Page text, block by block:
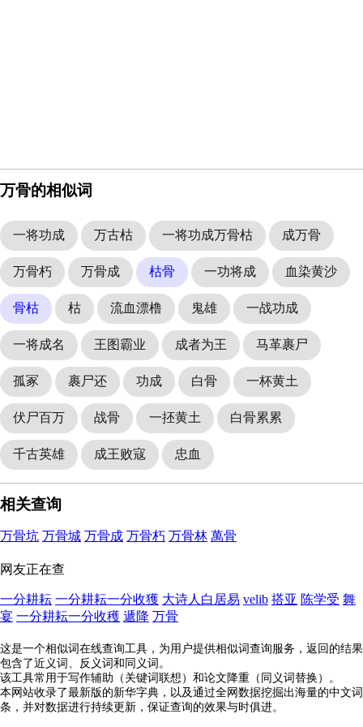
万骨的相似词
一将功成 万古枯 一将功成万骨枯 成万骨
万骨朽 万骨成 枯骨 一功将成 血染黄沙
骨枯 枯 流血漂橹 鬼雄 一战功成
一将成名 王图霸业 成者为王 马革裹尸
孤冢 裹尸还 功成 白骨 一杯黄土
伏尸百万 战骨 一抷黄土 白骨累累
千古英雄 成王败寇 忠血
相关查询
万骨坑 万骨城 万骨成 万骨朽 万骨林 萬骨
网友正在查
一分耕耘 一分耕耘一分收獲 大诗人白居易 velib 搭亚 陈学受 舞
宴 一分耕耘一分收穫 遞降 万骨
这是一个相似词在线查询工具，为用户提供相似词查询服务，返回的结果
包含了近义词、反义词和同义词。
该工具常用于写作辅助（关键词联想）和论文降重（同义词替换）。
本网站收录了最新版的新华字典，以及通过全网数据挖掘出海量的中文词
条，并对数据进行持续更新，保证查询的效果与时俱进。